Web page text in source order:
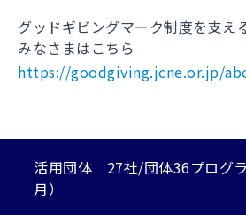
グッドギビングマーク制度を支え
みなさまはこちら
https://goodgiving.jcne.or.jp/
活用団体 27社/団体36プログ
月）